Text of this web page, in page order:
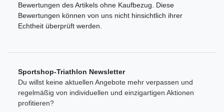
Bewertungen des Artikels ohne Kaufbezug. Diese
Bewertungen können von uns nicht hinsichtlich ihrer
Echtheit überprüft werden.
Sportshop-Triathlon Newsletter
Du willst keine aktuellen Angebote mehr verpassen und
regelmäßig von individuellen und einzigartigen Aktionen
profitieren?